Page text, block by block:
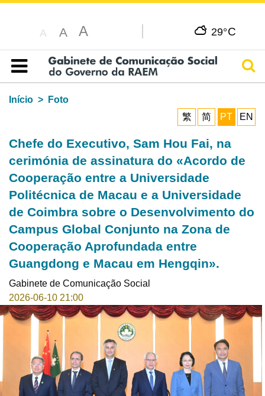
A A A 29°C
Índice
Início
Foto
繁
简 PT EN
Chefe do Executivo, Sam Hou Fai, na
cerimónia de assinatura do «Acordo de
Cooperação entre a Universidade
Politécnica de Macau e a Universidade
de Coimbra sobre o Desenvolvimento do
Campus Global Conjunto na Zona de
Cooperação Aprofundada entre
Guangdong e Macau em Hengqin».
Gabinete de Comunicação Social
2026-06-10 21:00